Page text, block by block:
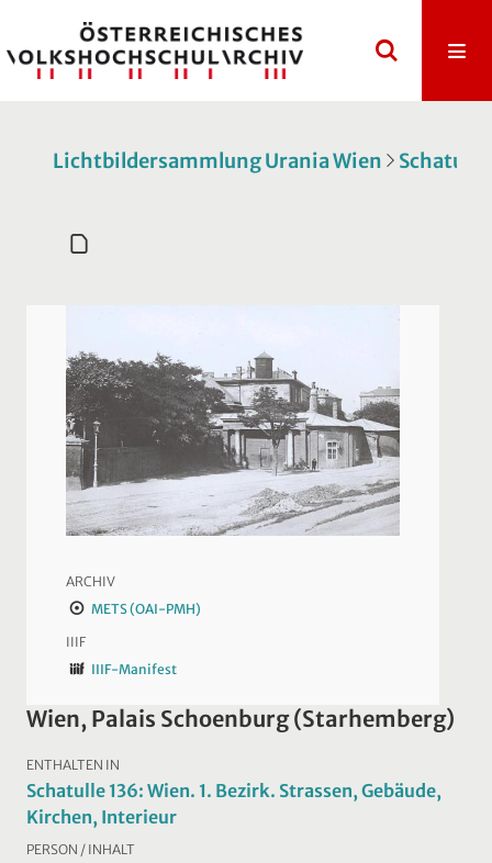
Lichtbildersammlung Urania Wien Schatulle
ARCHIV
METS (OAI-PMH)
IIIF
IIIF-Manifest
Wien, Palais Schoenburg (Starhemberg)
ENTHALTEN IN
Schatulle 136: Wien. 1. Bezirk. Strassen, Gebäude,
Kirchen, Interieur
PERSON / INHALT